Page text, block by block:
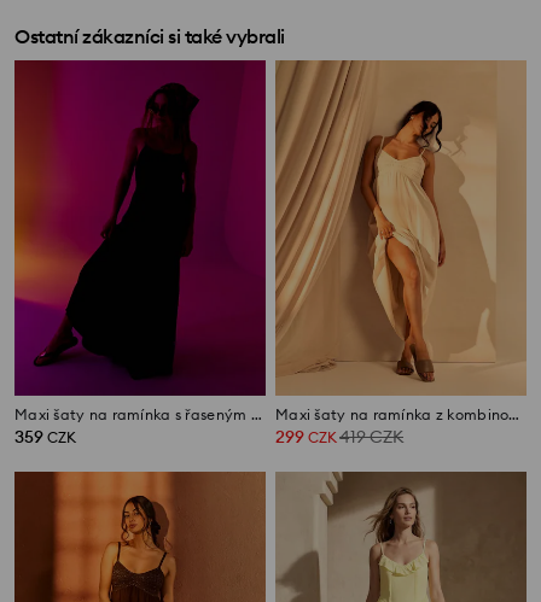
Ostatní zákazníci si také vybrali
Maxi šaty na ramínka s řaseným efektem
359 CZK
Maxi šaty na ramínka z kombinovaných materiálů
299 CZK419CZK